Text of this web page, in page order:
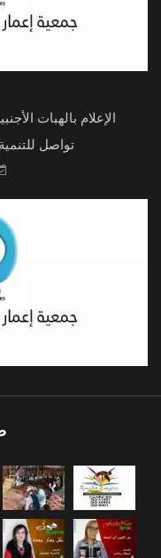
الإعلام بالهبات
تواصل للتنمية